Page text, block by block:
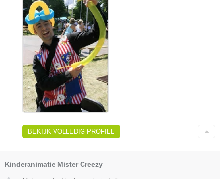
BEKIJK VOLLEDIG PROFIEL
Kinderanimatie Mister Creezy